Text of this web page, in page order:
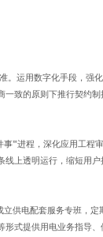
。运用数字化手段，强
一致的原则下推行契约制
’”进程，深化应用工程
线上透明运行，缩短用户
供电配套服务专班，定
形式提供用电业务指导、